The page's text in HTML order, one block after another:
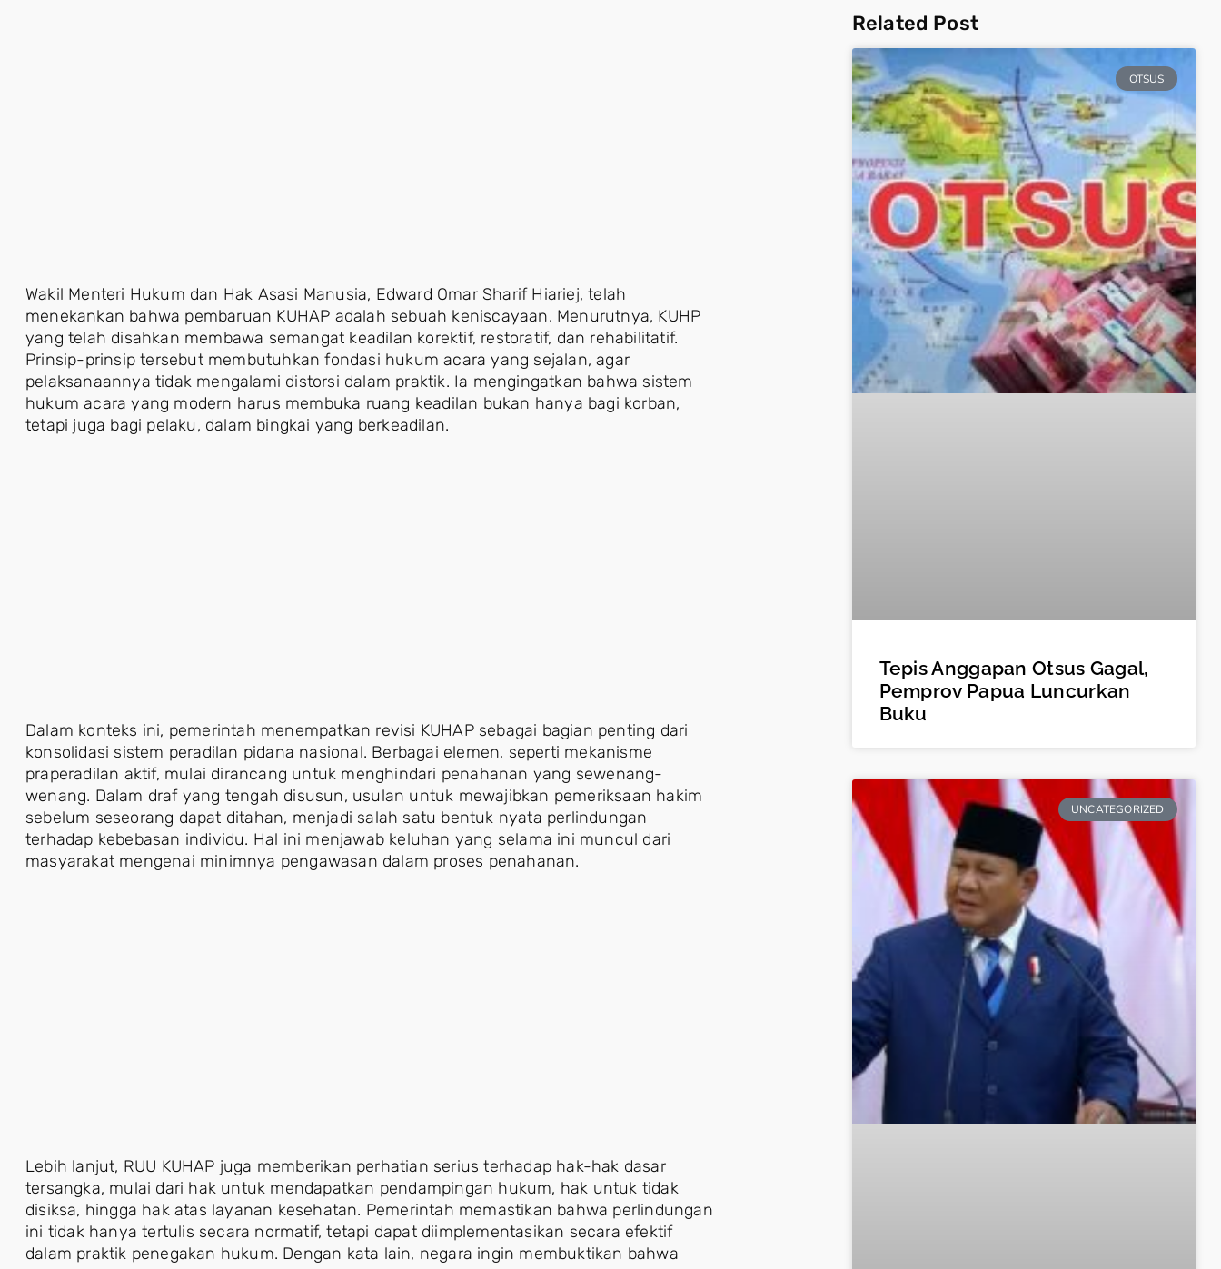
Wakil Menteri Hukum dan Hak Asasi Manusia, Edward Omar Sharif Hiariej, telah
menekankan bahwa pembaruan KUHAP adalah sebuah keniscayaan. Menurutnya, KUHP
yang telah disahkan membawa semangat keadilan korektif, restoratif, dan rehabilitatif.
Prinsip-prinsip tersebut membutuhkan fondasi hukum acara yang sejalan, agar
pelaksanaannya tidak mengalami distorsi dalam praktik. Ia mengingatkan bahwa sistem
hukum acara yang modern harus membuka ruang keadilan bukan hanya bagi korban,
tetapi juga bagi pelaku, dalam bingkai yang berkeadilan.
Dalam konteks ini, pemerintah menempatkan revisi KUHAP sebagai bagian penting dari
konsolidasi sistem peradilan pidana nasional. Berbagai elemen, seperti mekanisme
praperadilan aktif, mulai dirancang untuk menghindari penahanan yang sewenang-
wenang. Dalam draf yang tengah disusun, usulan untuk mewajibkan pemeriksaan hakim
sebelum seseorang dapat ditahan, menjadi salah satu bentuk nyata perlindungan
terhadap kebebasan individu. Hal ini menjawab keluhan yang selama ini muncul dari
masyarakat mengenai minimnya pengawasan dalam proses penahanan.
Lebih lanjut, RUU KUHAP juga memberikan perhatian serius terhadap hak-hak dasar
tersangka, mulai dari hak untuk mendapatkan pendampingan hukum, hak untuk tidak
disiksa, hingga hak atas layanan kesehatan. Pemerintah memastikan bahwa perlindungan
ini tidak hanya tertulis secara normatif, tetapi dapat diimplementasikan secara efektif
dalam praktik penegakan hukum. Dengan kata lain, negara ingin membuktikan bahwa
Related Post
OTSUS
Tepis Anggapan Otsus Gagal,
Pemprov Papua Luncurkan
Buku
UNCATEGORIZED